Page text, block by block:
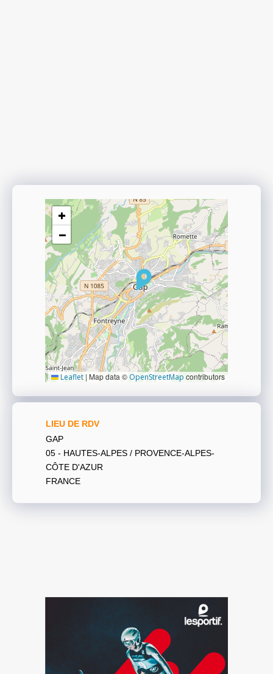
+
−
Leaflet | Map data © OpenStreetMap contributors
LIEU DE RDV
GAP
05 - HAUTES-ALPES / PROVENCE-ALPES-
CÔTE D'AZUR
FRANCE